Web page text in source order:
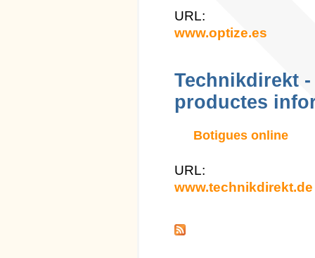
URL:
www.optize.es
Technikdirekt
productes
Botigues online
URL:
www.technikdirekt.de